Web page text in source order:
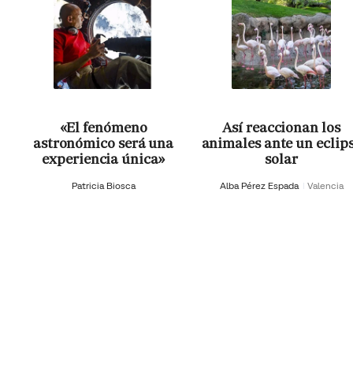
«El fenómeno
astronómico será una
experiencia única»
Patricia Biosca
Así reaccionan los
animales ante un
solar
Alba Pérez Espada Valencia